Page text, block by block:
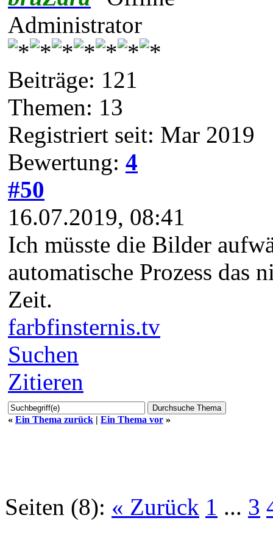
Administrator
Beiträge: 121
Themen: 13
Registriert seit: Mar 2019
Bewertung: 4
#50
16.07.2019, 08:41
Ich müsste die Bilder
automatische Prozess das
Zeit.
farbfinsternis.tv
Suchen
Zitieren
« Ein Thema zurück | Ein Thema vor »
Seiten (8): « Zurück 1 ... 3